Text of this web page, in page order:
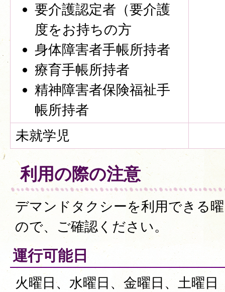
要介護認定者（要介護
度をお持ちの方
身体障害者手帳所持者
療育手帳所持者
精神障害者保険福祉手
帳所持者
未就学児
利用の際の注意
デマンドタクシーを利用できる
ので、ご確認ください。
運行可能日
火曜日、水曜日、金曜日、土曜日